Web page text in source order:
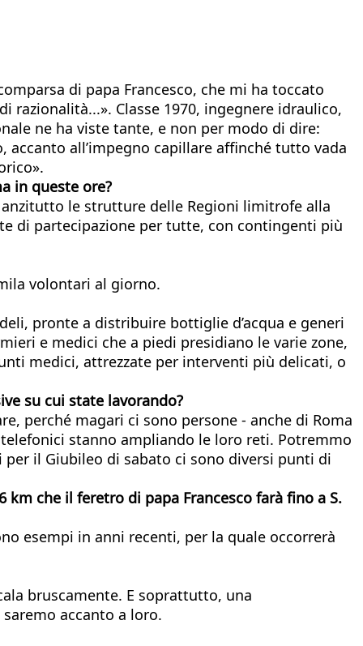
di papa Francesco, che mi ha toccato
razionalità...». Classe 1970, ingegnere idraulico,
ne ha viste tante, e non per modo di dire:
all’impegno capillare affinché tutto vada
in queste ore?
le strutture delle Regioni limitrofe alla
di partecipazione per tutte, con contingenti più
volontari al giorno.
pronte a distribuire bottiglie d’acqua e generi
e medici che a piedi presidiano le varie zone,
medici, attrezzate per interventi più delicati, o
su cui state lavorando?
perché magari ci sono persone - anche di Roma
stanno ampliando le loro reti. Potremmo
il Giubileo di sabato ci sono diversi punti di
km che il feretro di papa Francesco farà fino a S.
esempi in anni recenti, per la quale occorrerà
bruscamente. E soprattutto, una
accanto a loro.